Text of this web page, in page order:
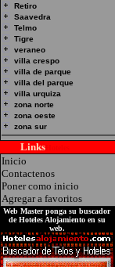
Retiro
Saavedra
Telmo
Tigre
veraneo
villa crespo
villa de parque
villa del parque
villa urquiza
zona norte
zona oeste
zona sur
Links
Inicio
Contactenos
Poner como inicio
Agregar a favoritos
Web Master ponga su buscador
de Hoteles Alojamiento en su
web.